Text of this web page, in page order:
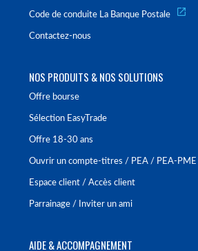
Code de conduite La Banque Postale
Contactez-nous
NOS PRODUITS & NOS SOLUTIONS
Offre bourse
Sélection EasyTrade
Offre 18-30 ans
Ouvrir un compte-titres / PEA / PEA-PME
Espace client / Accès client
Parrainage / Inviter un ami
AIDE & ACCOMPAGNEMENT